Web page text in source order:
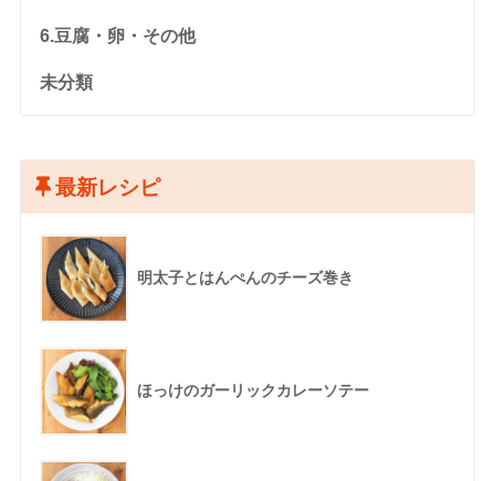
6.豆腐・卵・その他
未分類
最新レシピ
明太子とはんぺんのチーズ巻き
ほっけのガーリックカレーソテー